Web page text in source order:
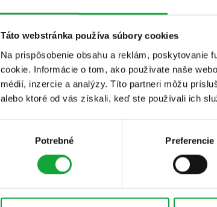
Táto webstránka používa súbory cookies
Na prispôsobenie obsahu a reklám,
cookie. Informácie o tom, ako používate naše
médií, inzercie a analýzy. Títo partneri môžu
alebo ktoré od vás získali, keď ste používali ich
Potrebné Preferencie